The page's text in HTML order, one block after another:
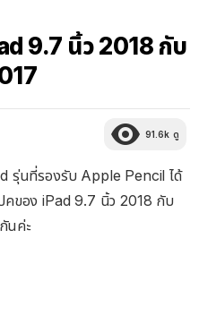
9.7 นิ้ว 2018 กับ
91.6k ดู
รุ่นที่รองรับ Apple Pencil ได้
คของ iPad 9.7 นิ้ว 2018 กับ
นค่ะ